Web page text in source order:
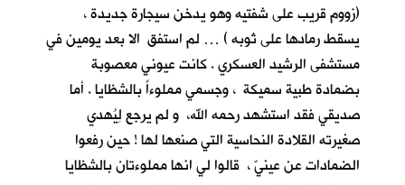
(زووم قريب على شفتيه وهو يدخن سيجارة جديدة ،
يسقط رمادها على ثوبه ) … لم استفق الا بعد يومين في
مستشفى الرشيد العسكري . كانت عيوني معصوبة
بضمادة طبية سميكة ، وجسمي مملوءاً بالشظايا . أما
صديقي فقد استشهد رحمه الله، و لم يرجع لِيُهدي
صغيرته القلادة النحاسية التي صنعها لها ! حين رفعوا
الضمادات عن عينيّ ، قالوا لي انها مملوءتان بالشظايا